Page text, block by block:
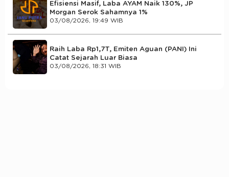
Efisiensi Masif, Laba AYAM Naik 130%, JP
Morgan Serok Sahamnya 1%
03/08/2026, 19:49 WIB
Raih Laba Rp1,7T, Emiten Aguan (PANI) Ini
Catat Sejarah Luar Biasa
03/08/2026, 18:31 WIB